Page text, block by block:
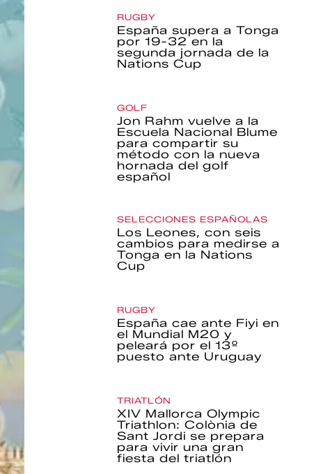
RUGBY
España supera a Tonga
por 19-32 en la
segunda jornada de la
Nations Cup
GOLF
Jon Rahm vuelve a la
Escuela Nacional Blume
para compartir su
método con la nueva
hornada del golf
español
SELECCIONES ESPAÑOLAS
Los Leones, con seis
cambios para medirse a
Tonga en la Nations
Cup
RUGBY
España cae ante Fiyi en
el Mundial M20 y
peleará por el 13º
puesto ante Uruguay
TRIATLÓN
XIV Mallorca Olympic
Triathlon: Colònia de
Sant Jordi se prepara
para vivir una gran
fiesta del triatlón